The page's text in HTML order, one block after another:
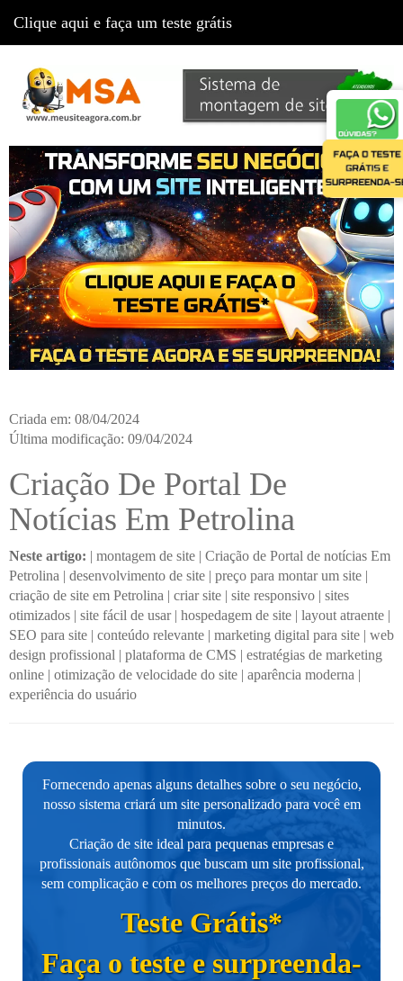
Criada em: 08/04/2024
Última modificação: 09/04/2024
Criação De Portal De
Notícias Em Petrolina
Neste artigo: | montagem de site | Criação de Portal de notícias Em
Petrolina | desenvolvimento de site | preço para montar um site |
criação de site em Petrolina | criar site | site responsivo | sites
otimizados | site fácil de usar| hospedagem de site | layout atraente |
SEO para site | conteúdo relevante | marketing digital para site | web
design profissional | plataforma de CMS | estratégias de marketing
online | otimização de velocidade do site | aparência moderna |
experiência do usuário
Fornecendo apenas alguns detalhes sobre o seu negócio,
nosso sistema criará um site personalizado para você em
minutos.
Criação de site ideal para pequenas empresas e
profissionais autônomos que buscam um site profissional,
sem complicação e com os melhores preços do mercado.
Teste Grátis*
Faça o teste e surpreenda-
Clique aqui e faça um teste grátis